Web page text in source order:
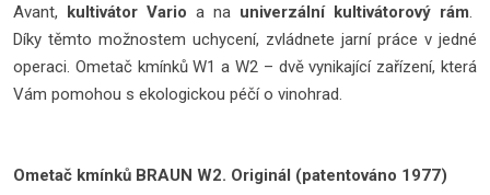
Avant, kultivátor Vario a na univerzální kultivátorový rám.
Díky těmto možnostem uchycení, zvládnete jarní práce v jedné
operaci. Ometač kmínků W1 a W2 – dvě vynikající zařízení, která
Vám pomohou s ekologickou péčí o vinohrad.
Ometač kmínků BRAUN W2. Originál (patentováno 1977)